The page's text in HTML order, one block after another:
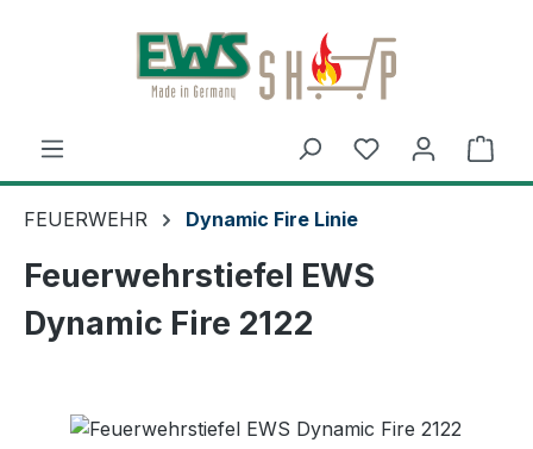
Zum Hauptinhalt springen
FEUERWEHR Dynamic Fire Linie
Feuerwehrstiefel EWS
Dynamic Fire 2122